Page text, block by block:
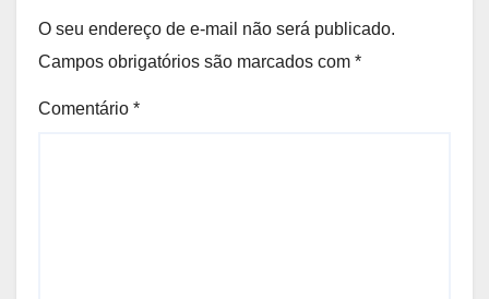
O seu endereço de e-mail não será publicado.
Campos obrigatórios são marcados com *
Comentário *